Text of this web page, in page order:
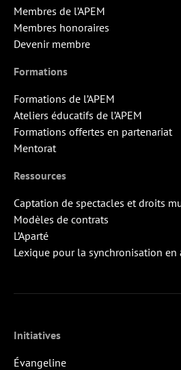
Membres de l’APEM
Membres honoraires
Devenir membre
Formations
Formations de l’APEM
Ateliers éducatifs de l’APEM
Formations offertes en partenariat
Mentorat
Ressources
Captation de spectacles et droits
Modèles de contrats
L’Aparté
Lexique pour la synchronisation en
Initiatives
Évangeline